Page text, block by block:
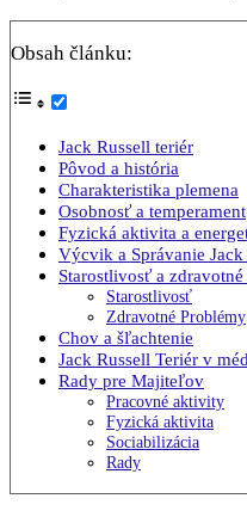
Obsah článku:
Jack Russell teriér
Pôvod a história
Charakteristika plemena
Osobnosť a temperament
Fyzická aktivita a
Výcvik a Správanie
Starostlivosť a
Starostlivosť
Zdravotné Problémy
Chov a šľachtenie
Jack Russell Teriér v
Rady pre Majiteľov
Pracovné aktivity
Fyzická aktivita
Sociabilizácia
Rady